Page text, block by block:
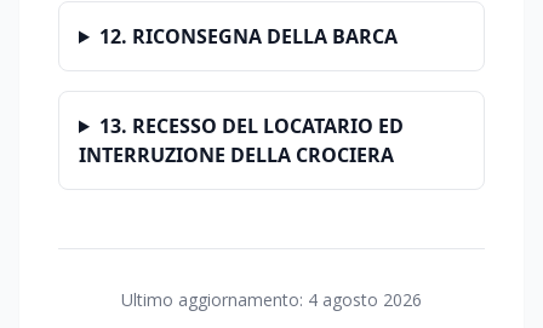
12. RICONSEGNA DELLA BARCA
13. RECESSO DEL LOCATARIO ED
INTERRUZIONE DELLA CROCIERA
Ultimo aggiornamento: 4 agosto 2026